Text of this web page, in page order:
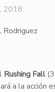
2018
Rodriguez
Rushing Fall
a la acción